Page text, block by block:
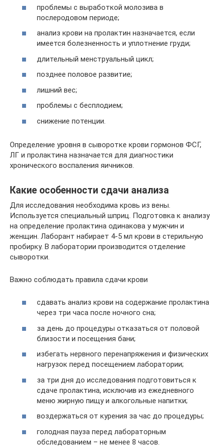
проблемы с выработкой молозива в
послеродовом периоде;
анализ крови на пролактин назначается, если
имеется болезненность и уплотнение груди;
длительный менструальный цикл;
позднее половое развитие;
лишний вес;
проблемы с бесплодием;
снижение потенции.
Определение уровня в сыворотке крови гормонов ФСГ,
ЛГ и пролактина назначается для диагностики
хронического воспаления яичников.
Какие особенности сдачи анализа
Для исследования необходима кровь из вены.
Используется специальный шприц. Подготовка к анализу
на определение пролактина одинакова у мужчин и
женщин. Лаборант набирает 4-5 мл крови в стерильную
пробирку. В лаборатории производится отделение
сыворотки.
Важно соблюдать правила сдачи крови
сдавать анализ крови на содержание пролактина
через три часа после ночного сна;
за день до процедуры отказаться от половой
близости и посещения бани;
избегать нервного перенапряжения и физических
нагрузок перед посещением лаборатории;
за три дня до исследования подготовиться к
сдаче пролактина, исключив из ежедневного
меню жирную пищу и алкогольные напитки;
воздержаться от курения за час до процедуры;
голодная пауза перед лабораторным
обследованием – не менее 8 часов.